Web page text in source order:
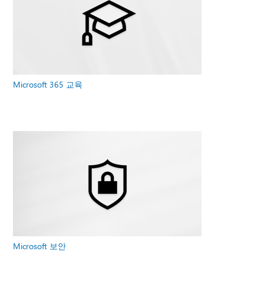
Microsoft 365 교육
Microsoft 보안